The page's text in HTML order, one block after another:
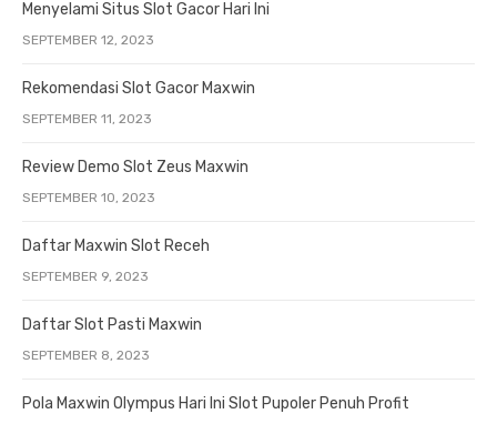
Menyelami Situs Slot Gacor Hari Ini
SEPTEMBER 12, 2023
Rekomendasi Slot Gacor Maxwin
SEPTEMBER 11, 2023
Review Demo Slot Zeus Maxwin
SEPTEMBER 10, 2023
Daftar Maxwin Slot Receh
SEPTEMBER 9, 2023
Daftar Slot Pasti Maxwin
SEPTEMBER 8, 2023
Pola Maxwin Olympus Hari Ini Slot Pupoler Penuh Profit